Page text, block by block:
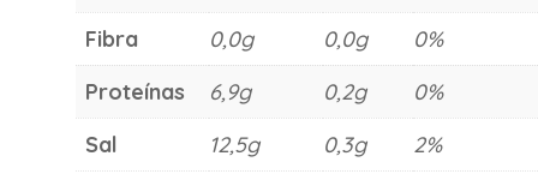
Fibra 0,0g 0,0g
0%
Proteínas
6,9g 0,2g
0%
Sal
12,5g 0,3g 2%